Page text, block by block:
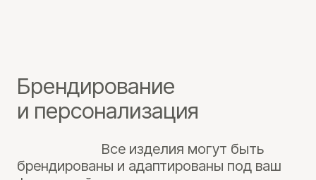
order@moscado.ru
+7 (800) 222 66 72
Адрес производства: